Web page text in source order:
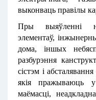
выконваць правілы
Пры выяўленні
элементаў,
дома, іншых
разбурэння
сістэм і
якія пражываюць
маёмасці,